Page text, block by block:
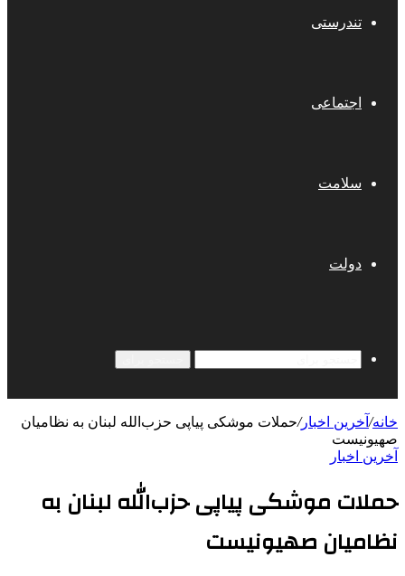
تندرستی
اجتماعی
سلامت
دولت
خانه/ آخرین اخبار/حملات موشکی پیاپی حزب‌الله لبنان به نظامیان
صهیونیست
آخرین اخبار
حملات موشکی پیاپی حزب‌الله لبنان به
نظامیان صهیونیست